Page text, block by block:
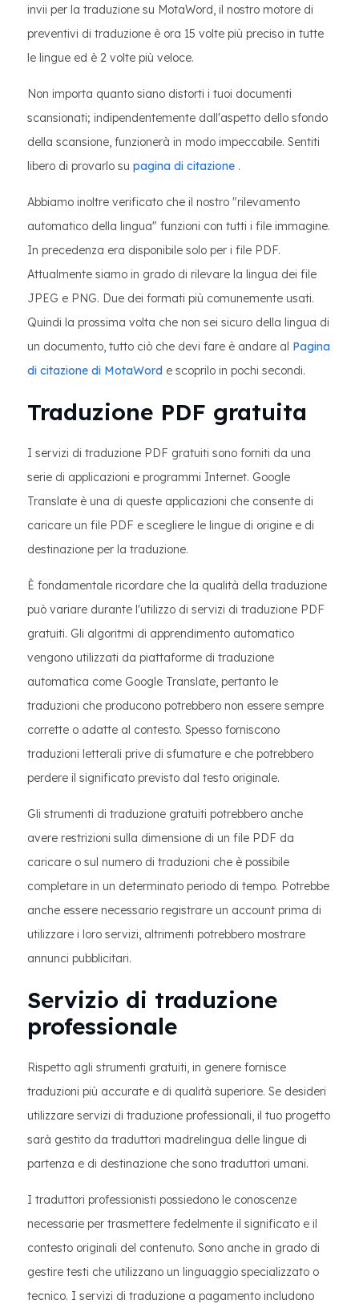
invii per la traduzione su MotaWord, il nostro motore di
preventivi di traduzione è ora 15 volte più preciso in tutte
le lingue ed è 2 volte più veloce.
Non importa quanto siano distorti i tuoi documenti
scansionati; indipendentemente dall'aspetto dello sfondo
della scansione, funzionerà in modo impeccabile. Sentiti
libero di provarlo su pagina di citazione .
Abbiamo inoltre verificato che il nostro "rilevamento
automatico della lingua" funzioni con tutti i file immagine.
In precedenza era disponibile solo per i file PDF.
Attualmente siamo in grado di rilevare la lingua dei file
JPEG e PNG. Due dei formati più comunemente usati.
Quindi la prossima volta che non sei sicuro della lingua di
un documento, tutto ciò che devi fare è andare al Pagina
di citazione di MotaWord e scoprilo in pochi secondi.
Traduzione PDF gratuita
I servizi di traduzione PDF gratuiti sono forniti da una
serie di applicazioni e programmi Internet. Google
Translate è una di queste applicazioni che consente di
caricare un file PDF e scegliere le lingue di origine e di
destinazione per la traduzione.
È fondamentale ricordare che la qualità della traduzione
può variare durante l'utilizzo di servizi di traduzione PDF
gratuiti. Gli algoritmi di apprendimento automatico
vengono utilizzati da piattaforme di traduzione
automatica come Google Translate, pertanto le
traduzioni che producono potrebbero non essere sempre
corrette o adatte al contesto. Spesso forniscono
traduzioni letterali prive di sfumature e che potrebbero
perdere il significato previsto dal testo originale.
Gli strumenti di traduzione gratuiti potrebbero anche
avere restrizioni sulla dimensione di un file PDF da
caricare o sul numero di traduzioni che è possibile
completare in un determinato periodo di tempo. Potrebbe
anche essere necessario registrare un account prima di
utilizzare i loro servizi, altrimenti potrebbero mostrare
annunci pubblicitari.
Servizio di traduzione
professionale
Rispetto agli strumenti gratuiti, in genere fornisce
traduzioni più accurate e di qualità superiore. Se desideri
utilizzare servizi di traduzione professionali, il tuo progetto
sarà gestito da traduttori madrelingua delle lingue di
partenza e di destinazione che sono traduttori umani.
I traduttori professionisti possiedono le conoscenze
necessarie per trasmettere fedelmente il significato e il
contesto originali del contenuto. Sono anche in grado di
gestire testi che utilizzano un linguaggio specializzato o
tecnico. I servizi di traduzione a pagamento includono